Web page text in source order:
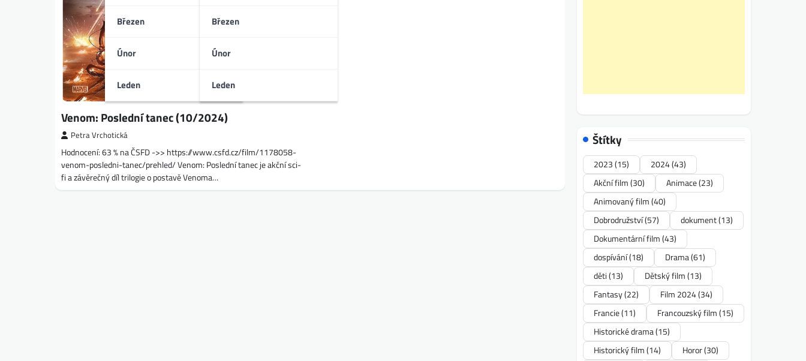
Březen
Únor
Leden
Březen
Únor
Leden
Venom: Poslední tanec (10/2024)
Petra Vrchotická
Hodnocení: 63 % na ČSFD ->> https://www.csfd.cz/film/1178058-
venom-posledni-tanec/prehled/ Venom: Poslední tanec je akční sci-
fi a závěrečný díl trilogie o postavě Venoma…
Štítky
2023(15) 2024(43)
Akční film(30) Animace(23)
Animovaný film(40)
Dobrodružství(57) dokument(13)
Dokumentární film(43)
dospívání(18) Drama(61)
děti(13) Dětský film(13)
Fantasy(22) Film 2024(34)
Francie(11) Francouzský film(15)
Historické drama(15)
Historický film(14) Horor(30)